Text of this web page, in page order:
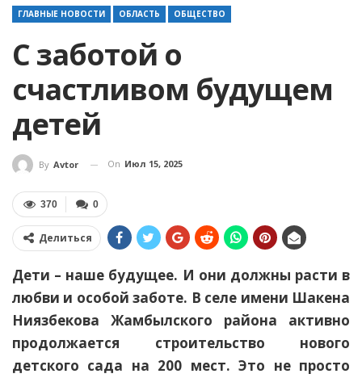
ГЛАВНЫЕ НОВОСТИ ОБЛАСТЬ ОБЩЕСТВО
С заботой о
счастливом будущем
детей
By Avtor On Июл 15, 2025
0
370
Делиться
Дети – наше будущее. И они должны расти в
любви и особой заботе. В селе имени Шакена
Ниязбекова Жамбылского района активно
продолжается строительство нового
детского сада на 200 мест. Это не просто